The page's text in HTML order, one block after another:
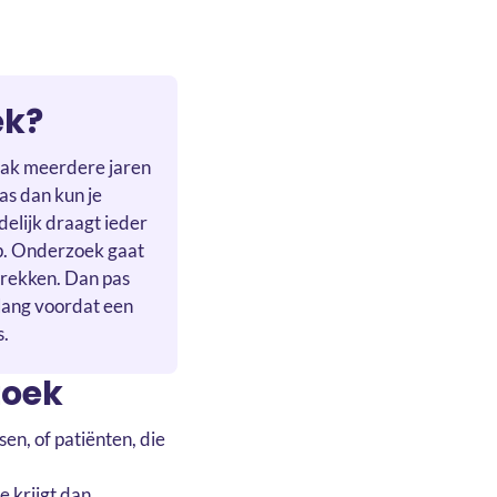
meerdere jaren
dan kun je
draagt ieder
Onderzoek gaat
Dan pas
voordat een
of patiënten, die